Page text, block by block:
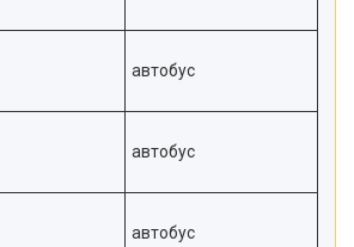
автобус
автобус
автобус